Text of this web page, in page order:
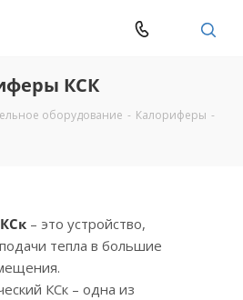
КСК
оборудование - Калориферы -
– это устройство,
тепла в большие
КСк – одна из